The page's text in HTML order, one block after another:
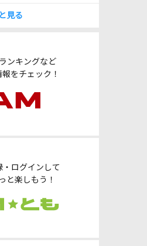
見る
ンキングなど
をチェック！
・ログインして
と楽しもう！